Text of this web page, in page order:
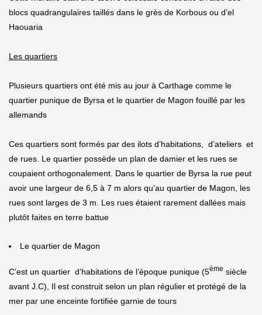
blocs quadrangulaires taillés dans le grès de Korbous ou d’el
Haouaria
Les quartiers
Plusieurs quartiers ont été mis au jour à Carthage comme le
quartier punique de Byrsa et le quartier de Magon fouillé par les
allemands
Ces quartiers sont formés par des ilots d’habitations, d’ateliers et
de rues. Le quartier possède un plan de damier et les rues se
coupaient orthogonalement. Dans le quartier de Byrsa la rue peut
avoir une largeur de 6,5 à 7 m alors qu’au quartier de Magon, les
rues sont larges de 3 m. Les rues étaient rarement dallées mais
plutôt faites en terre battue
Le quartier de Magon
C’est un quartier d’habitations de l’époque punique (5ème siècle
avant J.C), Il est construit selon un plan régulier et protégé de la
mer par une enceinte fortifiée garnie de tours